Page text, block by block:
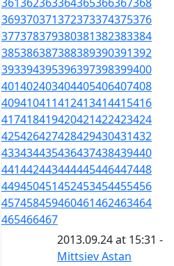
369370371372373374375376
377378379380381382383384
385386387388389390391392
393394395396397398399400
401402403404405406407408
409410411412413414415416
417418419420421422423424
425426427428429430431432
433434435436437438439440
441442443444445446447448
449450451452453454455456
457458459460461462463464
465466467
2013.09.24 at 15:31 -
Mittsiev Astan